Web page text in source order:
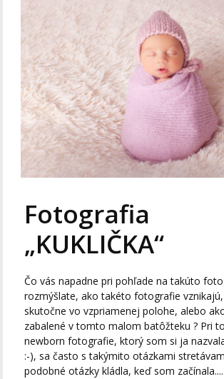
Fotografia
„KUKLIČKA“
Čo vás napadne pri pohľade na takúto
rozmýšlate, ako takéto fotografie
skutočne vo vzpriamenej polohe, alebo
zabalené v tomto malom batôžteku ? Pri
newborn fotografie, ktorý som si ja nazvala
:-), sa často s takýmito otázkami
podobné otázky kládla, keď som začínala....